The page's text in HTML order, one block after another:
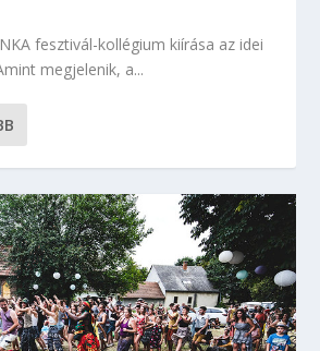
fesztivál-kollégium kiírása az idei
megjelenik, a...